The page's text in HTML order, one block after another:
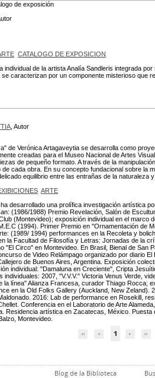
de exposición
CATALOGO DE EXPOSICION
individual de la artista Analía Sandleris integrada
caracterizan por un componente misterioso que
, Autor
de Verónica Artagaveytia se desarrolla como
creadas para el Museo Nacional de Artes
de pequeño formato. A través de la
cada obra. En su concepto fundacional sobre la
equilibrio entre las entrañas de la naturaleza
ARTE
desarrollado una prolífica investigación artística
(1986/1988) Premio Revelación, Salón de
(Montevideo); exposición individual en el marco
(1994). Primer Premio en "Ornamentación de
(1989/ 1994) performances en la Recoleta y
la Facultad de Filosofía y Letras: Jornadas de la
"El Circo" en Montevideo. En Brasil, Bienal de San
de Video Relámpago organizado por diario
de Buenos Aires, Argentina. Exposición
individual: "Damaluna en Creciente", Cripta
individuales: 2007, "V.V.V." Victoria Venus Verde,
la línea" Alianza Francesa, curador Thiago Rocca;
en la Old Folks Gallery (Auckland, New Zeland).
2016: Lab de performance en Rosekill,
Conferencia en el Laboratorio de Arte
Residencia artística en Zacatecas, México.
Montevideo.
1
Blog de la Biblioteca